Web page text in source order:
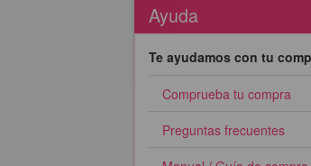
Ayuda
Te ayudamos con tu
Comprueba tu compra
Preguntas frecuentes